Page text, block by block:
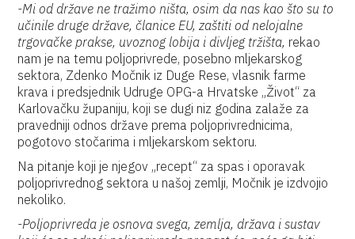
-Mi od države ne tražimo ništa, osim da nas kao što su to
učinile druge države, članice EU, zaštiti od nelojalne
trgovačke prakse, uvoznog lobija i divljeg tržišta, rekao
nam je na temu poljoprivrede, posebno mljekarskog
sektora, Zdenko Močnik iz Duge Rese, vlasnik farme
krava i predsjednik Udruge OPG-a Hrvatske „Život“ za
Karlovačku županiju, koji se dugi niz godina zalaže za
pravedniji odnos države prema poljoprivrednicima,
pogotovo stočarima i mljekarskom sektoru.
Na pitanje koji je njegov „recept“ za spas i oporavak
poljoprivrednog sektora u našoj zemlji, Močnik je izdvojio
nekoliko.
-Poljoprivreda je osnova svega, zemlja, država i sustav